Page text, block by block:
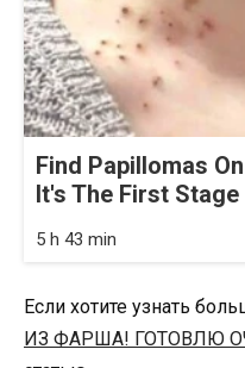
Find Papillomas
It's The First Stage
5 h 43 min
Если хотите узнать
ИЗ ФАРША! ГОТОВЛЮ